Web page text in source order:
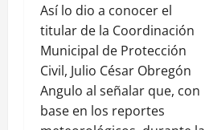
Así lo dio a conocer el
titular de la Coordinación
Municipal de Protección
Civil, Julio César Obregón
Angulo al señalar que, con
base en los reportes